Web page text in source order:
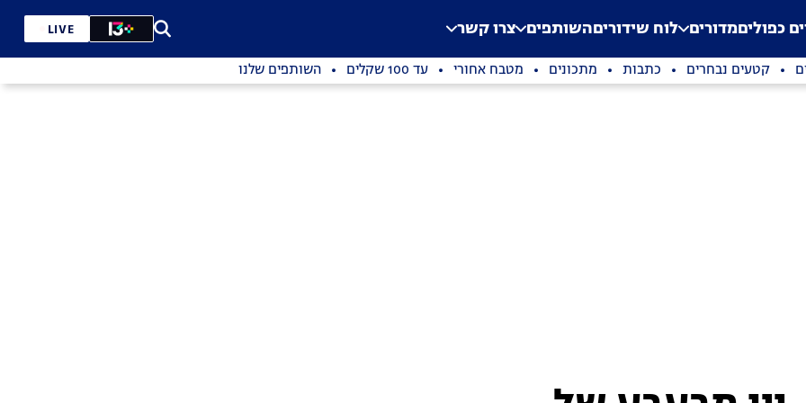
Application error: a
. כפוליםמדורים לוח שידוריםהשותפים צרו קשר LIVE
קטעים נבחרים כתבות מתכונים מטבח אחורי עד 100 שקלים השותפים שלנו